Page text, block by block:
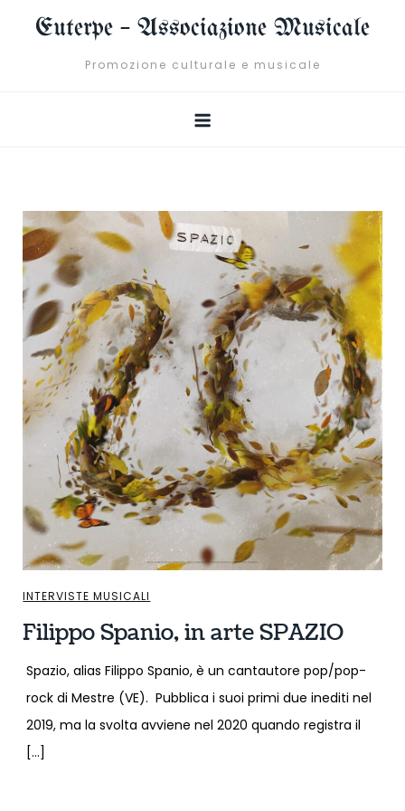
Euterpe – Associazione Musicale
Promozione culturale e musicale
INTERVISTE MUSICALI
Filippo Spanio, in arte SPAZIO
Spazio, alias Filippo Spanio, è un cantautore pop/pop-
rock di Mestre (VE). Pubblica i suoi primi due inediti nel
2019, ma la svolta avviene nel 2020 quando registra il
[…]